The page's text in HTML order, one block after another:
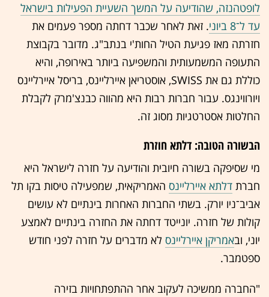
לופטהנזה, שהודיעה על המשך השעיית הפעילות בישראל
עד ל־8 ביוני
. זאת לאחר שכבר דחתה מספר פעמים את
חזרתה מאז פגיעת הטיל החות'י בנתב"ג. מדובר בקבוצת
התעופה המשמעותית והמשפיעה ביותר באירופה, והיא
כוללת גם את SWISS, אוסטריאן איירליינס, בריסל איירליינס
ויורווינגס. עבור חברות רבות היא מהווה כבנצ'מרק לקבלת
החלטות אסטרטגיות מסוג זה.
הבשורה הטובה: דלתא חוזרת
מי שסיפקה בשורה חיובית והודיעה על חזרה לישראל היא
חברת דלתא איירליינס האמריקאית, שמפעילה טיסות בקו תל
אביב־ניו יורק. בשתי החברות האחרות בינתיים לא עושים
קולות של חזרה. יונייטד דחתה את החזרה בינתיים לאמצע
יוני, ובאמריקן איירליינס לא מדברים על חזרה לפני חודש
ספטמבר.
"החברה ממשיכה לעקוב אחר ההתפתחויות בזירה